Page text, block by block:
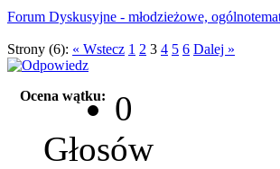
Forum Dyskusyjne - młodzieżowe,
Strony (6): « Wstecz 1 2 3 4 5 6 Dalej »
Ocena wątku:
0
Głosów